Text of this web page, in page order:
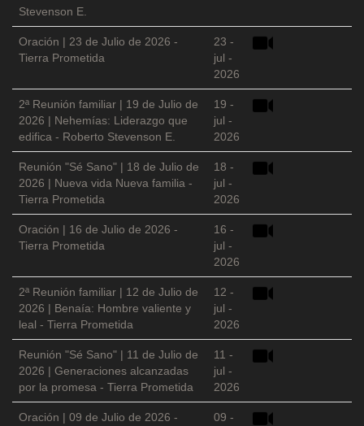
Stevenson E.
Oración | 23 de Julio de 2026 -
Tierra Prometida
23 -
jul -
2026
2ª Reunión familiar | 19 de Julio de
2026 | Nehemías: Liderazgo que
edifica - Roberto Stevenson E.
19 -
jul -
2026
Reunión "Sé Sano" | 18 de Julio de
2026 | Nueva vida Nueva familia -
Tierra Prometida
18 -
jul -
2026
Oración | 16 de Julio de 2026 -
Tierra Prometida
16 -
jul -
2026
2ª Reunión familiar | 12 de Julio de
2026 | Benaía: Hombre valiente y
leal - Tierra Prometida
12 -
jul -
2026
Reunión "Sé Sano" | 11 de Julio de
2026 | Generaciones alcanzadas
por la promesa - Tierra Prometida
11 -
jul -
2026
Oración | 09 de Julio de 2026 -
09 -